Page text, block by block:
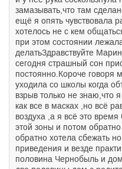
замазывать,что там
ещё я опять чувствовала
хотелось не с кем
при этом состоянии
делатьЗдравствуйте
сегодня страшный сон
постоянно.Короче говоря
уходила со школы когда
взрыв только не знаю,что
как все в масках ,но всё
воздуха ,а я всё это
этой зоны и потом
обратно хотела сбежать
приведения и везде
половина Чернобыль и